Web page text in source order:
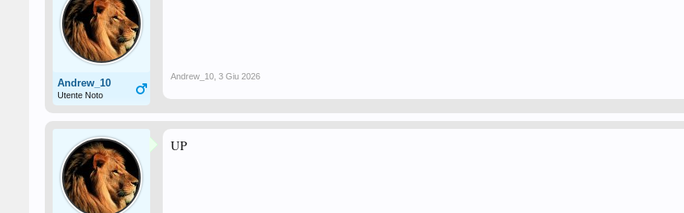
Andrew_10
Utente Noto
Andrew_10 3 Giu 2026
UP